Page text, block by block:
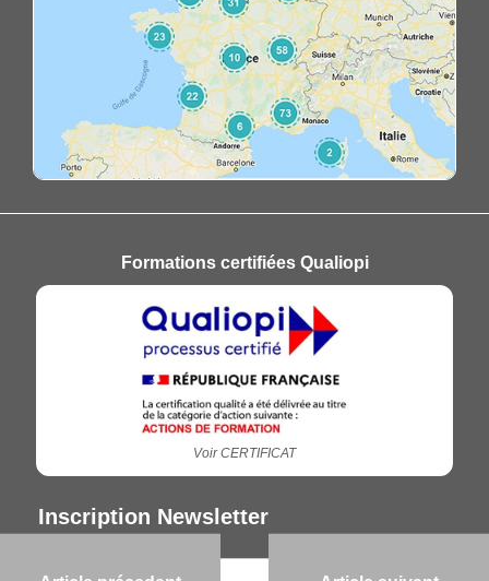
Formations certifiées Qualiopi
Voir CERTIFICAT
Inscription Newsletter